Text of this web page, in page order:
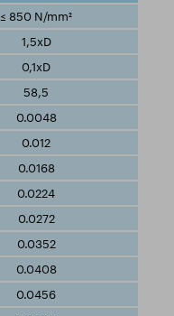
≤ 850 N/mm²
1,5xD
0,1xD
58,5
0.0048
0.012
0.0168
0.0224
0.0272
0.0352
0.0408
0.0456